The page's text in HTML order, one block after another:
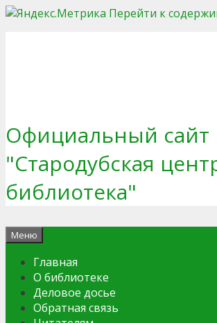
Перейти к
Официальный
"Стародубская
библиотека"
Меню
Главная
О библиотеке
Деловое досье
Обратная связь